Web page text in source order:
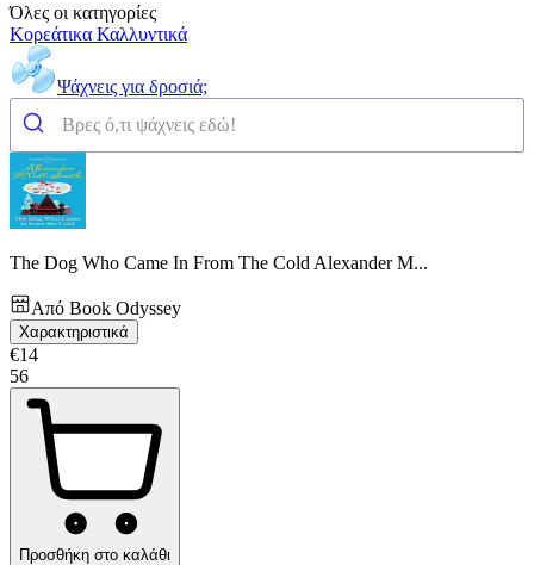
Όλες οι κατηγορίες
Κορεάτικα Καλλυντικά
Ψάχνεις για δροσιά;
The Dog Who Came In From The Cold Alexander M...
Από Book Odyssey
Χαρακτηριστικά
€14
56
Προσθήκη στο καλάθι